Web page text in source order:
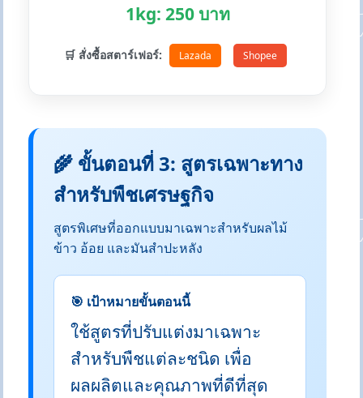
1kg: 250 บาท
🛒 สั่งซื้อสตาร์เฟอร์: Lazada Shopee
🌾 ขั้นตอนที่ 3: สูตรเฉพาะทาง
สำหรับพืชเศรษฐกิจ
สูตรพิเศษที่ออกแบบมาเฉพาะสำหรับผลไม้
ข้าว อ้อย และมันสำปะหลัง
🎯 เป้าหมายขั้นตอนนี้
ใช้สูตรที่ปรับแต่งมาเฉพาะ
สำหรับพืชแต่ละชนิด เพื่อ
ผลผลิตและคุณภาพที่ดีที่สุด